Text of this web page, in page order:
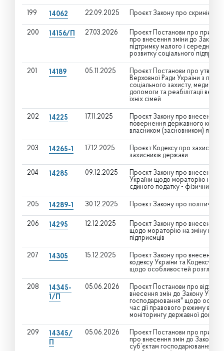
199 14062 22.09.2025 Проєкт Закону про скринінг
200 14156/П 27.03.2026
Проєкт Постанови про
про внесення зміни до Закону
підтримку малого і
розвитку соціального
201 14189 05.11.2025
Проєкт Постанови про
Верховної Ради України з
соціального захисту,
допомоги та реабілітації
їхніх сімей
202 14225 17.11.2025
Проєкт Закону про внесення
повернення державного
власником (засновником) яких
203 14265-1 17.12.2025
Проєкт Кодексу про захист
захисників держави
204 14285 09.12.2025
Проєкт Закону про внесення
України щодо мораторію на
єдиного податку - фізичних
205 14289-1 30.12.2025 Проєкт Закону про політичні
206 14295 12.12.2025
Проєкт Закону про внесення
щодо мораторію на зміну
підприємців
207 14305 15.12.2025
Проєкт Закону про внесення
кодексу України та Кодексу
щодо особливостей розгляду
208
14345-
1/П
05.06.2026
Проєкт Постанови про
внесення змін до Закону
господарювання" щодо
час дії правового режиму
моніторингу державної
209
14345/
П
05.06.2026
Проєкт Постанови про
про внесення змін до Закону
суб’єктам господарювання"